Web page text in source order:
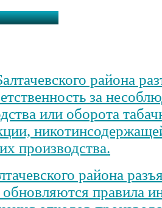
района
за
или оборота
производства.
района
обновляются правила